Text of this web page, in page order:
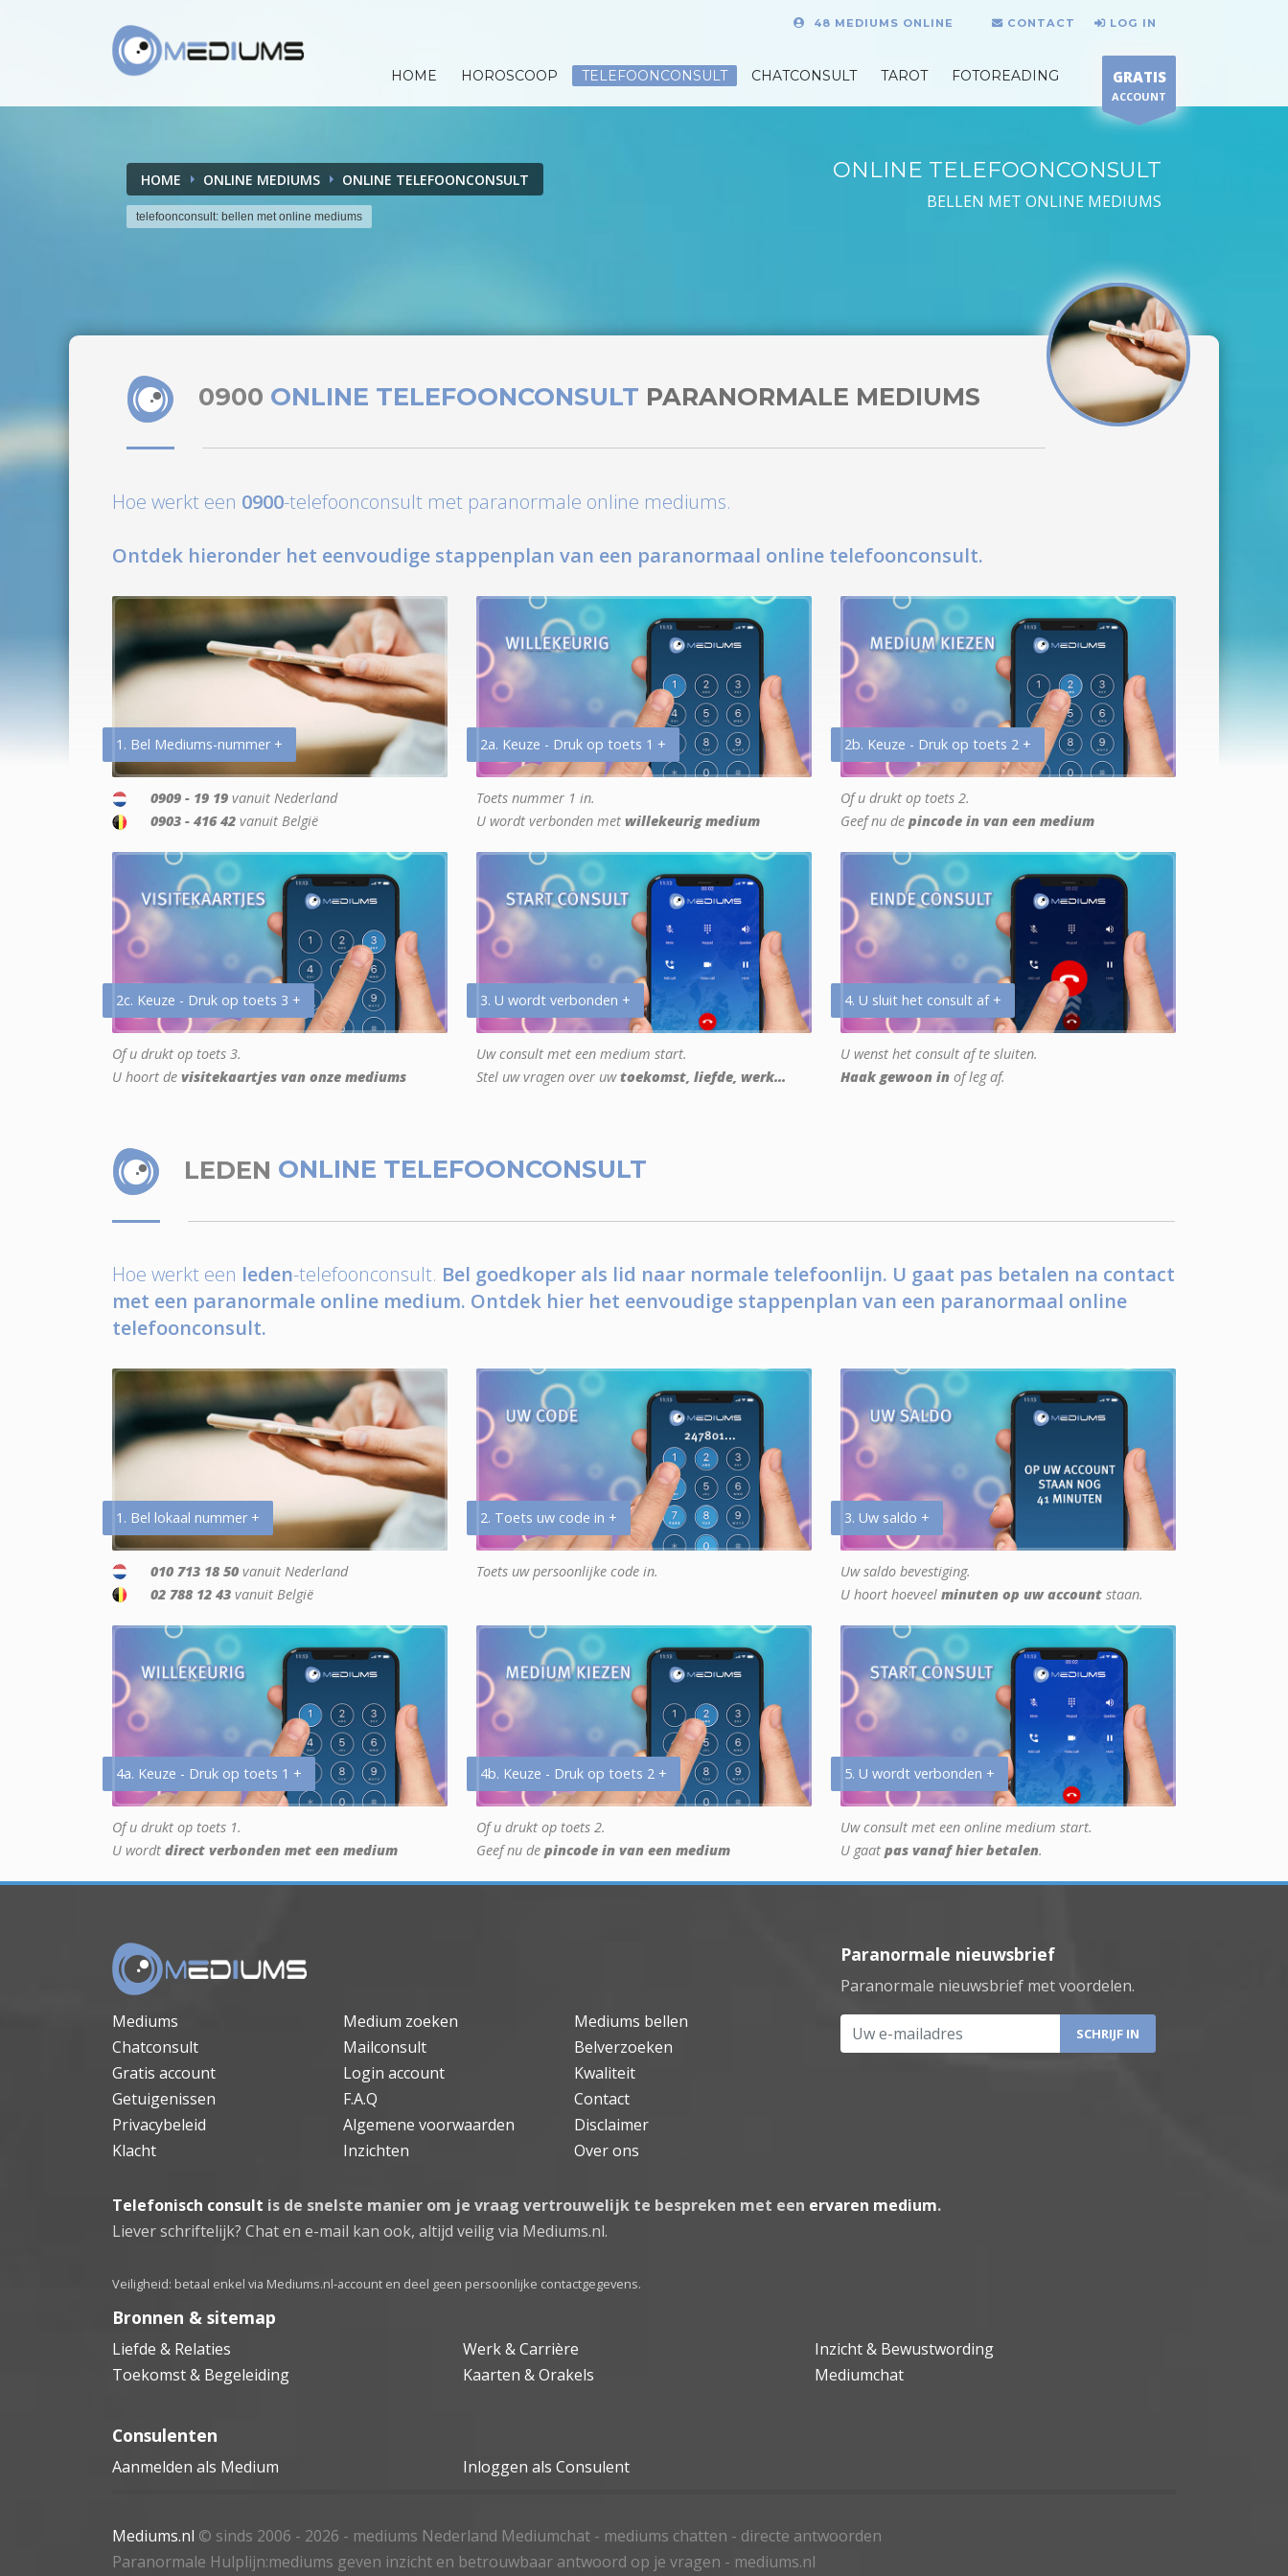
48 MEDIUMS ONLINE CONTACT LOG IN
HOME HOROSCOOP TELEFOONCONSULT CHATCONSULT TAROT FOTOREADING GRATIS
ACCOUNT
HOME ONLINE MEDIUMS ONLINE TELEFOONCONSULT
telefoonconsult: bellen met online mediums
ONLINE TELEFOONCONSULT
BELLEN MET ONLINE MEDIUMS
0900 ONLINE TELEFOONCONSULT PARANORMALE MEDIUMS
Hoe werkt een 0900-telefoonconsult met paranormale online mediums.
Ontdek hieronder het eenvoudige stappenplan van een paranormaal online telefoonconsult.
1. Bel Mediums-nummer +
0909 - 19 19 vanuit Nederland
0903 - 416 42 vanuit België
2a. Keuze - Druk op toets 1 +
Toets nummer 1 in.
U wordt verbonden met willekeurig medium
2b. Keuze - Druk op toets 2 +
Of u drukt op toets 2.
Geef nu de pincode in van een medium
2c. Keuze - Druk op toets 3 +
Of u drukt op toets 3.
U hoort de visitekaartjes van onze mediums
3. U wordt verbonden +
Uw consult met een medium start.
Stel uw vragen over uwtoekomst, liefde, werk...
4. U sluit het consult af +
U wenst het consult af te sluiten.
Haak gewoon in of leg af.
LEDEN ONLINE TELEFOONCONSULT
Hoe werkt een leden-telefoonconsult. Bel goedkoper als lid naar normale telefoonlijn. U gaat pas betalen na contact
met een paranormale online medium. Ontdek hier het eenvoudige stappenplan van een paranormaal online
telefoonconsult.
1. Bel lokaal nummer +
010 713 18 50 vanuit Nederland
02 788 12 43 vanuit België
2. Toets uw code in +
Toets uw persoonlijke code in.
3. Uw saldo +
Uw saldo bevestiging.
U hoort hoeveel minuten op uw account staan.
4a. Keuze - Druk op toets 1 +
Of u drukt op toets 1.
U wordt direct verbonden met een medium
4b. Keuze - Druk op toets 2 +
Of u drukt op toets 2.
Geef nu de pincode in van een medium
5. U wordt verbonden +
Uw consult met een online medium start.
U gaat pas vanaf hier betalen.
Mediums Medium zoeken
Mediums bellen
Chatconsult
Mailconsult
Belverzoeken
Gratis account
Login account
Kwaliteit
Getuigenissen
F.A.Q
Contact
Privacybeleid
Algemene voorwaarden
Disclaimer
Klacht
Inzichten Over ons
Paranormale nieuwsbrief
Paranormale nieuwsbrief met voordelen.
Uw e-mailadres
Telefonisch consult is de snelste manier om je vraag vertrouwelijk te bespreken met een ervaren medium.
Liever schriftelijk? Chat en e-mail kan ook, altijd veilig via Mediums.nl.
Veiligheid: betaal enkel via Mediums.nl-account en deel geen persoonlijke contactgegevens.
Bronnen & sitemap
Liefde & Relaties Werk & Carrière
Inzicht & Bewustwording
Toekomst & Begeleiding
Kaarten & Orakels Mediumchat
Consulenten
Aanmelden als Medium Inloggen als Consulent
Mediums.nl © sinds 2006 - 2026 - mediums Nederland Mediumchat - mediums chatten - directe antwoorden
Paranormale Hulplijn:mediums geven inzicht en betrouwbaar antwoord op je vragen - mediums.nl